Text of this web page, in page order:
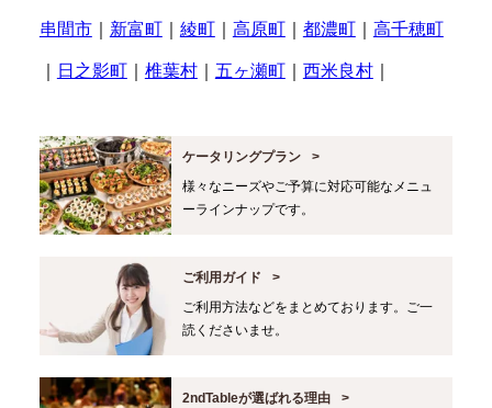
串間市｜ 新富町 綾町 高原町 都濃町 高千穂町
日之影町 椎葉村｜ 五ヶ瀬町 西米良村｜
ケータリングプラン
様々なニーズやご予算に対応可能なメニュ
ーラインナップです。
ご利用ガイド
ご利用方法などをまとめております。ご一
読くださいませ。
2ndTableが選ばれる理由